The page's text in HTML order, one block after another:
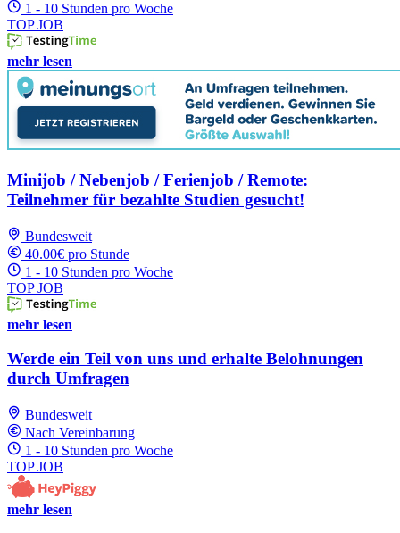
1 - 10 Stunden pro Woche
TOP JOB
mehr lesen
Minijob / Nebenjob / Ferienjob / Remote:
Teilnehmer für bezahlte Studien gesucht!
Bundesweit
40.00€ pro Stunde
1 - 10 Stunden pro Woche
TOP JOB
mehr lesen
Werde ein Teil von uns und erhalte Belohnungen
durch Umfragen
Bundesweit
Nach Vereinbarung
1 - 10 Stunden pro Woche
TOP JOB
mehr lesen